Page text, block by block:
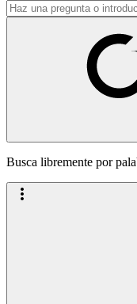
Busca libremente por